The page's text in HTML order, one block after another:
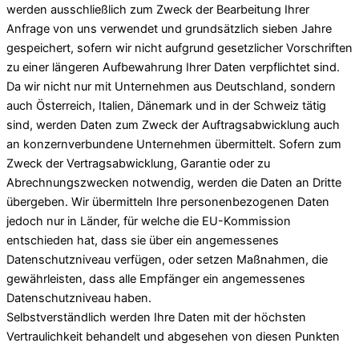
werden ausschließlich zum Zweck der Bearbeitung Ihrer
Anfrage von uns verwendet und grundsätzlich sieben Jahre
gespeichert, sofern wir nicht aufgrund gesetzlicher Vorschriften
zu einer längeren Aufbewahrung Ihrer Daten verpflichtet sind.
Da wir nicht nur mit Unternehmen aus Deutschland, sondern
auch Österreich, Italien, Dänemark und in der Schweiz tätig
sind, werden Daten zum Zweck der Auftragsabwicklung auch
an konzernverbundene Unternehmen übermittelt. Sofern zum
Zweck der Vertragsabwicklung, Garantie oder zu
Abrechnungszwecken notwendig, werden die Daten an Dritte
übergeben. Wir übermitteln Ihre personenbezogenen Daten
jedoch nur in Länder, für welche die EU-Kommission
entschieden hat, dass sie über ein angemessenes
Datenschutzniveau verfügen, oder setzen Maßnahmen, die
gewährleisten, dass alle Empfänger ein angemessenes
Datenschutzniveau haben.
Selbstverständlich werden Ihre Daten mit der höchsten
Vertraulichkeit behandelt und abgesehen von diesen Punkten